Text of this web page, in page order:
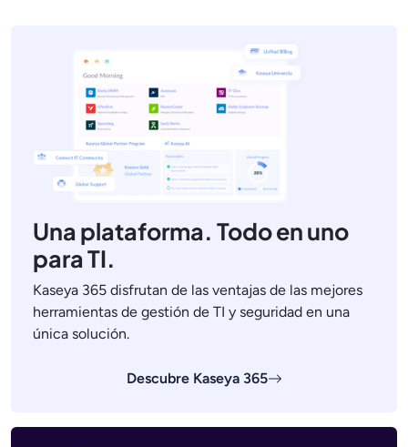
Una plataforma. Todo en uno
para TI.
Kaseya 365 disfrutan de las ventajas de las mejores
herramientas de gestión de TI y seguridad en una
única solución.
Descubre Kaseya 365